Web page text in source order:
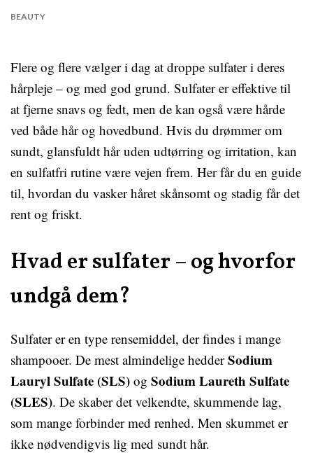
BEAUTY
Flere og flere vælger i dag at droppe sulfater i deres
hårpleje – og med god grund. Sulfater er effektive til
at fjerne snavs og fedt, men de kan også være hårde
ved både hår og hovedbund. Hvis du drømmer om
sundt, glansfuldt hår uden udtørring og irritation, kan
en sulfatfri rutine være vejen frem. Her får du en guide
til, hvordan du vasker håret skånsomt og stadig får det
rent og friskt.
Hvad er sulfater – og hvorfor
undgå dem?
Sulfater er en type rensemiddel, der findes i mange
shampooer. De mest almindelige hedderSodium
Lauryl Sulfate (SLS) og Sodium Laureth Sulfate
(SLES). De skaber det velkendte, skummende lag,
som mange forbinder med renhed. Men skummet er
ikke nødvendigvis lig med sundt hår.